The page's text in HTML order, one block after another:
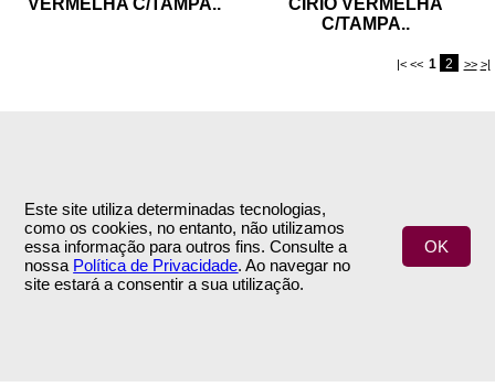
Este site utiliza determinadas tecnologias,
como os cookies, no entanto, não utilizamos
essa informação para outros fins. Consulte a
nossa Política de Privacidade. Ao navegar no
site estará a consentir a sua utilização.
OK
C/TAMPA..
|< << 1 2 >> >|
INFORMAÇÕES
Empresa
Termos e Condições
APOIO AO CLIENTE
Encomendas & Pagamentos
Envio